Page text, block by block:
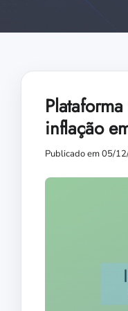
inflação
Publicado em 05/